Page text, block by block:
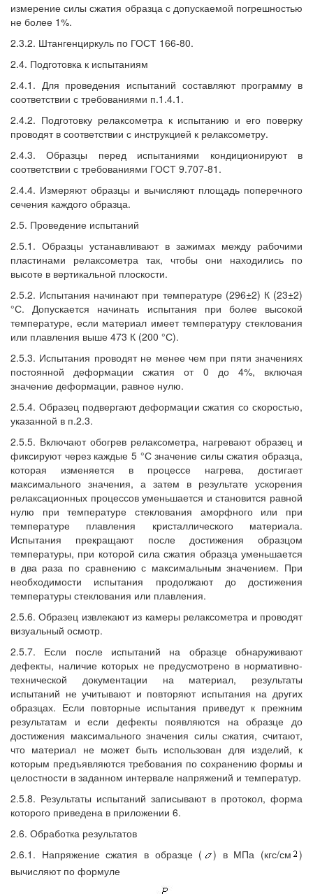
измерение силы сжатия образца с допускаемой погрешностью
не более 1%.
2.3.2. Штангенциркуль по ГОСТ 166-80.
2.4. Подготовка к испытаниям
2.4.1. Для проведения испытаний составляют программу в
соответствии с требованиями п.1.4.1.
2.4.2. Подготовку релаксометра к испытанию и его поверку
проводят в соответствии с инструкцией к релаксометру.
2.4.3. Образцы перед испытаниями кондиционируют в
соответствии с требованиями ГОСТ 9.707-81.
2.4.4. Измеряют образцы и вычисляют площадь поперечного
сечения каждого образца.
2.5. Проведение испытаний
2.5.1. Образцы устанавливают в зажимах между рабочими
пластинами релаксометра так, чтобы они находились по
высоте в вертикальной плоскости.
2.5.2. Испытания начинают при температуре (296±2) К (23±2)
°С. Допускается начинать испытания при более высокой
температуре, если материал имеет температуру стеклования
или плавления выше 473 К (200 °С).
2.5.3. Испытания проводят не менее чем при пяти значениях
постоянной деформации сжатия от 0 до 4%, включая
значение деформации, равное нулю.
2.5.4. Образец подвергают деформации сжатия со скоростью,
указанной в п.2.3.
2.5.5. Включают обогрев релаксометра, нагревают образец и
фиксируют через каждые 5 °С значение силы сжатия образца,
которая изменяется в процессе нагрева, достигает
максимального значения, а затем в результате ускорения
релаксационных процессов уменьшается и становится равной
нулю при температуре стеклования аморфного или при
температуре плавления кристаллического материала.
Испытания прекращают после достижения образцом
температуры, при которой сила сжатия образца уменьшается
в два раза по сравнению с максимальным значением. При
необходимости испытания продолжают до достижения
температуры стеклования или плавления.
2.5.6. Образец извлекают из камеры релаксометра и проводят
визуальный осмотр.
2.5.7. Если после испытаний на образце обнаруживают
дефекты, наличие которых не предусмотрено в нормативно-
технической документации на материал, результаты
испытаний не учитывают и повторяют испытания на других
образцах. Если повторные испытания приведут к прежним
результатам и если дефекты появляются на образце до
достижения максимального значения силы сжатия, считают,
что материал не может быть использован для изделий, к
которым предъявляются требования по сохранению формы и
целостности в заданном интервале напряжений и температур.
2.5.8. Результаты испытаний записывают в протокол, форма
которого приведена в приложении 6.
2.6. Обработка результатов
2.6.1. Напряжение сжатия в образце (
) в МПа (кгс/см )
вычисляют по формуле